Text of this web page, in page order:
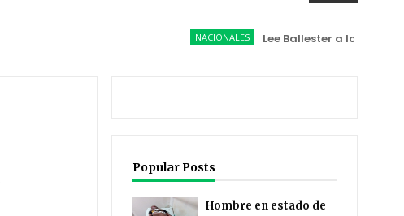
NACIONALES Lee Ballester a los que se
Popular Posts
Hombre en estado de